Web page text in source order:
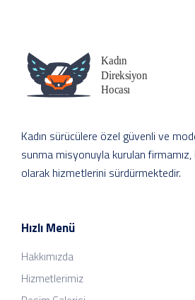
Kadın sürücülere özel güvenli ve
sunma misyonuyla kurulan
olarak hizmetlerini sürdürmektedir.
Hızlı Menü
Hakkımızda
Hizmetlerimiz